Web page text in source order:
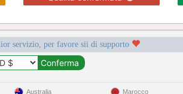
servizio, per favore sii di supporto
Australia Marocco